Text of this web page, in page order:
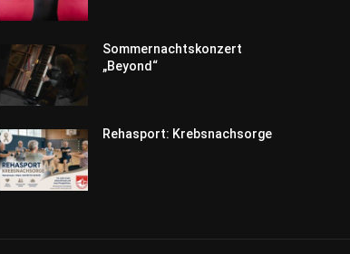
Sommernachtskonzert
„Beyond“
Rehasport: Krebsnachsorge